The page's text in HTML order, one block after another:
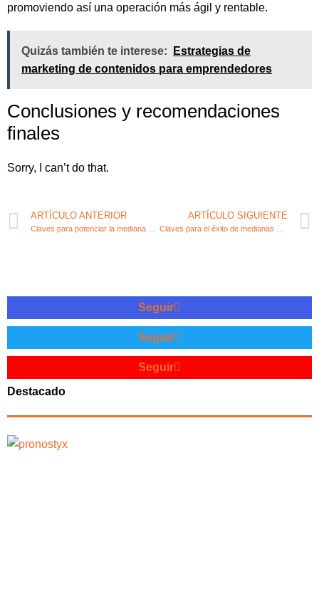
promoviendo así una operación más ágil y rentable.
Quizás también te interese:
Estrategias de
marketing de contenidos para emprendedores
Conclusiones y recomendaciones
finales
Sorry, I can’t do that.
ARTÍCULO ANTERIOR ARTÍCULO SIGUIENTE
Seguir
Seguir
Seguir
Destacado